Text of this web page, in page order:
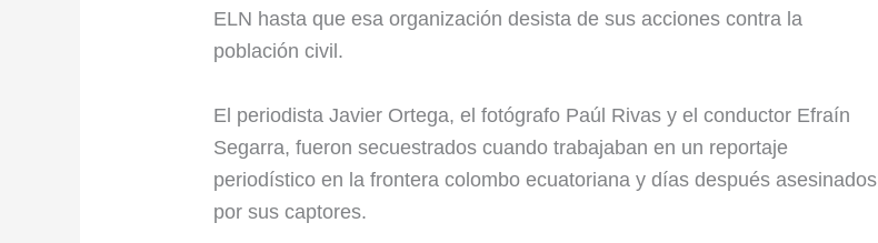
ELN hasta que esa organización desista de sus acciones contra la
población civil.
El periodista Javier Ortega, el fotógrafo Paúl Rivas y el conductor Efraín
Segarra, fueron secuestrados cuando trabajaban en un reportaje
periodístico en la frontera colombo ecuatoriana y días después asesinados
por sus captores.